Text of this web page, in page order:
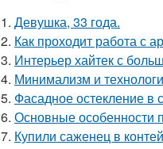
1. Девушка, 33 года.
2. Как проходит работа с
3. Интерьер хайтек с
4. Минимализм и
5. Фасадное остекление в
6. Основные особенности
7. Купили саженец в